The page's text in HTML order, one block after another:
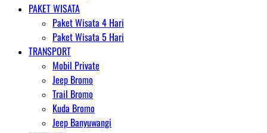
PAKET WISATA
Paket Wisata 4 Hari
Paket Wisata 5 Hari
TRANSPORT
Mobil Private
Jeep Bromo
Trail Bromo
Kuda Bromo
Jeep Banyuwangi